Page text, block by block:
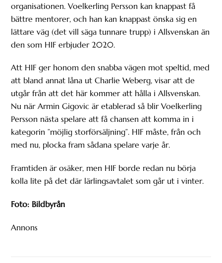
organisationen. Voelkerling Persson kan knappast få
bättre mentorer, och han kan knappast önska sig en
lättare väg (det vill säga tunnare trupp) i Allsvenskan än
den som HIF erbjuder 2020.
Att HIF ger honom den snabba vägen mot speltid, med
att bland annat låna ut Charlie Weberg, visar att de
utgår från att det här kommer att hålla i Allsvenskan.
Nu när Armin Gigovic är etablerad så blir Voelkerling
Persson nästa spelare att få chansen att komma in i
kategorin ”möjlig storförsäljning”. HIF måste, från och
med nu, plocka fram sådana spelare varje år.
Framtiden är osäker, men HIF borde redan nu börja
kolla lite på det där lärlingsavtalet som går ut i vinter.
Foto: Bildbyrån
Annons